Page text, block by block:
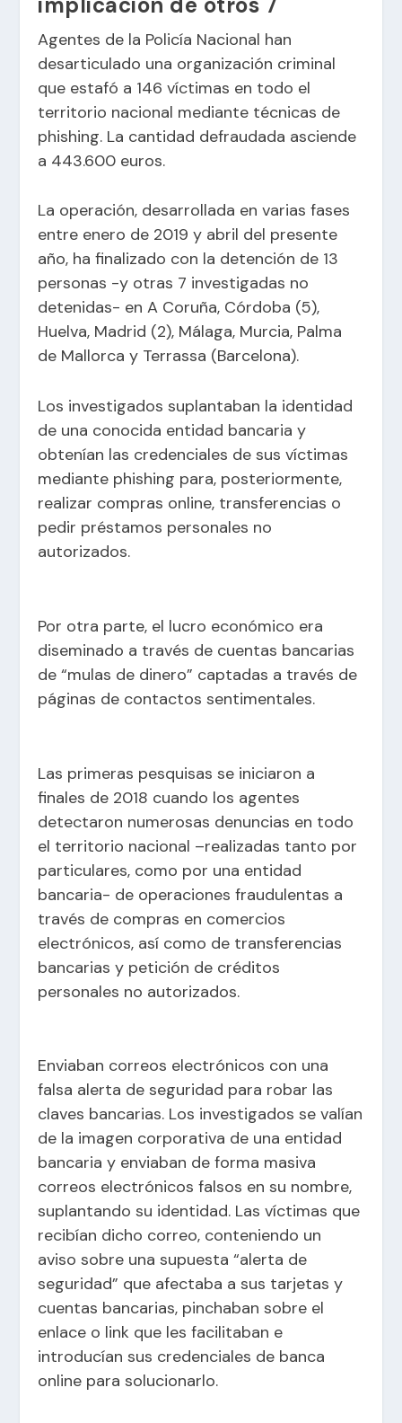
Agentes de la Policía Nacional han
desarticulado una organización criminal
que estafó a 146 víctimas en todo el
territorio nacional mediante técnicas de
phishing. La cantidad defraudada asciende
a 443.600 euros.
La operación, desarrollada en varias fases
entre enero de 2019 y abril del presente
año, ha finalizado con la detención de 13
personas -y otras 7 investigadas no
detenidas- en A Coruña, Córdoba (5),
Huelva, Madrid (2), Málaga, Murcia, Palma
de Mallorca y Terrassa (Barcelona).
Los investigados suplantaban la identidad
de una conocida entidad bancaria y
obtenían las credenciales de sus víctimas
mediante phishing para, posteriormente,
realizar compras online, transferencias o
pedir préstamos personales no
autorizados.
Por otra parte, el lucro económico era
diseminado a través de cuentas bancarias
de “mulas de dinero” captadas a través de
páginas de contactos sentimentales.
Las primeras pesquisas se iniciaron a
finales de 2018 cuando los agentes
detectaron numerosas denuncias en todo
el territorio nacional –realizadas tanto por
particulares, como por una entidad
bancaria- de operaciones fraudulentas a
través de compras en comercios
electrónicos, así como de transferencias
bancarias y petición de créditos
personales no autorizados.
Enviaban correos electrónicos con una
falsa alerta de seguridad para robar las
claves bancarias. Los investigados se valían
de la imagen corporativa de una entidad
bancaria y enviaban de forma masiva
correos electrónicos falsos en su nombre,
suplantando su identidad. Las víctimas que
recibían dicho correo, conteniendo un
aviso sobre una supuesta “alerta de
seguridad” que afectaba a sus tarjetas y
cuentas bancarias, pinchaban sobre el
enlace o link que les facilitaban e
introducían sus credenciales de banca
online para solucionarlo.